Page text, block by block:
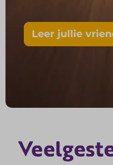
Leer jullie